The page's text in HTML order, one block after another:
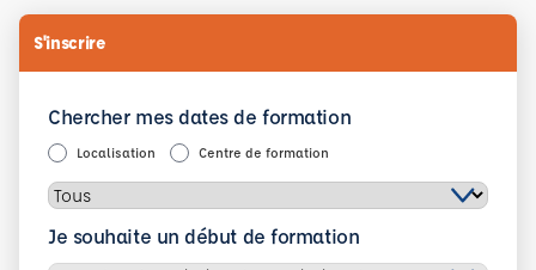
S'inscrire
Chercher mes dates de formation
Localisation Centre de formation
Je souhaite un début de formation